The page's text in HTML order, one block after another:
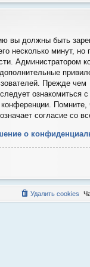
вы должны быть
несколько минут, но
Администратором
Прежде чем
ознакомиться
Помните,
согласие со
о
Удалить cookies